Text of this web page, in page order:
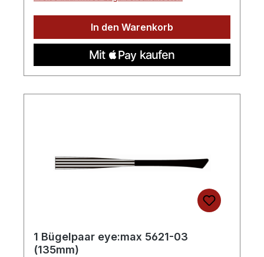
In den Warenkorb
1 Bügelpaar eye:max 5621-03
(135mm)